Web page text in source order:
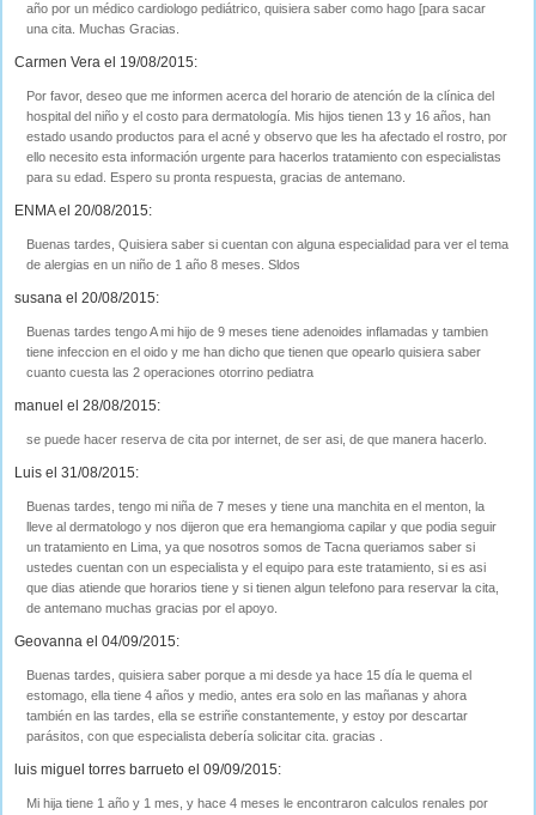
año por un médico cardiologo pediátrico, quisiera saber como hago [para sacar
una cita. Muchas Gracias.
Carmen Vera el 19/08/2015:
Por favor, deseo que me informen acerca del horario de atención de la clínica del
hospital del niño y el costo para dermatología. Mis hijos tienen 13 y 16 años, han
estado usando productos para el acné y observo que les ha afectado el rostro, por
ello necesito esta información urgente para hacerlos tratamiento con especialistas
para su edad. Espero su pronta respuesta, gracias de antemano.
ENMA el 20/08/2015:
Buenas tardes, Quisiera saber si cuentan con alguna especialidad para ver el tema
de alergias en un niño de 1 año 8 meses. Sldos
susana el 20/08/2015:
Buenas tardes tengo A mi hijo de 9 meses tiene adenoides inflamadas y tambien
tiene infeccion en el oido y me han dicho que tienen que opearlo quisiera saber
cuanto cuesta las 2 operaciones otorrino pediatra
manuel el 28/08/2015:
se puede hacer reserva de cita por internet, de ser asi, de que manera hacerlo.
Luis el 31/08/2015:
Buenas tardes, tengo mi niña de 7 meses y tiene una manchita en el menton, la
lleve al dermatologo y nos dijeron que era hemangioma capilar y que podia seguir
un tratamiento en Lima, ya que nosotros somos de Tacna queriamos saber si
ustedes cuentan con un especialista y el equipo para este tratamiento, si es asi
que dias atiende que horarios tiene y si tienen algun telefono para reservar la cita,
de antemano muchas gracias por el apoyo.
Geovanna el 04/09/2015:
Buenas tardes, quisiera saber porque a mi desde ya hace 15 día le quema el
estomago, ella tiene 4 años y medio, antes era solo en las mañanas y ahora
también en las tardes, ella se estriñe constantemente, y estoy por descartar
parásitos, con que especialista debería solicitar cita. gracias .
luis miguel torres barrueto el 09/09/2015:
Mi hija tiene 1 año y 1 mes, y hace 4 meses le encontraron calculos renales por